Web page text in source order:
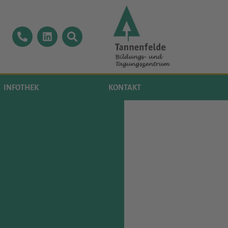
INFOTHEK KONTAKT